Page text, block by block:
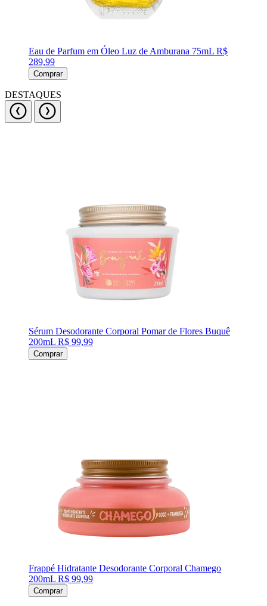
Eau de Parfum em Óleo Luz de Amburana 75mL R$
289,99
Comprar
DESTAQUES
Sérum Desodorante Corporal Pomar de Flores Buquê
200mL R$ 99,99
Comprar
Frappé Hidratante Desodorante Corporal Chamego
200mL R$ 99,99
Comprar